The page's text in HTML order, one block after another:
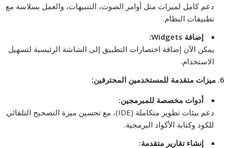
دعم كامل لميزات مثل أوامر الصوت، التنبيهات، والعمل بسلاسة مع
تطبيقات النظام.
إضافة
يمكن الآن إضافة اختصارات التطبيق إلى الشاشة الرئيسية لتسهيل
الاستخدام.
6. ميزات متقدمة للمستخدمين المحترفين:
أدوات مخصصة للمبرمجين:
دعم بيئات تطوير متكاملة (IDE)، مع تحسين ميزة التصحيح التلقائي
للكود وكتابة الأكواد البرمجية.
إنشاء تقارير متقدمة: